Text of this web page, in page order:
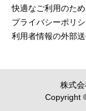
快適なご利用のため
プライバシーポリ
利用者情報の外部
株式
Copyright